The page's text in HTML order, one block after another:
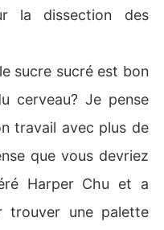
la dissection des
sucre sucré est bon
cerveau? Je pense
travail avec plus de
que vous devriez
Harper Chu et a
trouver une palette